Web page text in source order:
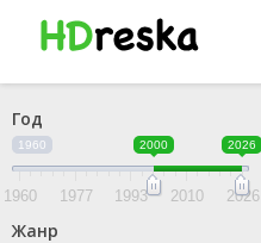
Год
1960 2000 2026
1960 1977 1993 2010 2026
Жанр